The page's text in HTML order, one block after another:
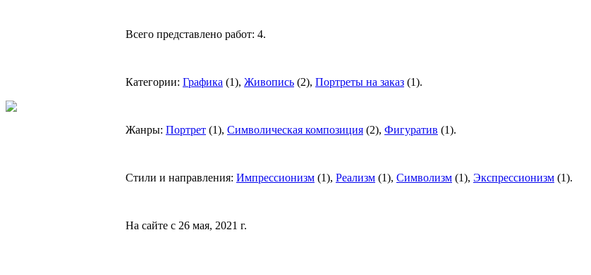
Всего представлено работ: 4.
Категории: Графика (1), Живопись (2), Портреты на заказ (1).
Жанры: Портрет (1), Символическая композиция (2), Фигуратив (1).
Стили и направления: Импрессионизм (1), Реализм (1), Символизм (1), Экспрессионизм (1).
На сайте с 26 мая, 2021 г.